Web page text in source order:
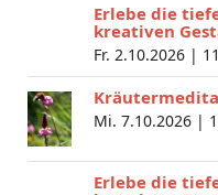
Erlebe die
kreativen
Fr. 2.10.2026 |
Mi. 7.10.2026 |
Erlebe die